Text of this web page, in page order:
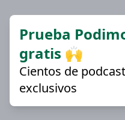
Prueba
gratis 🙌
Cientos de
exclusivos